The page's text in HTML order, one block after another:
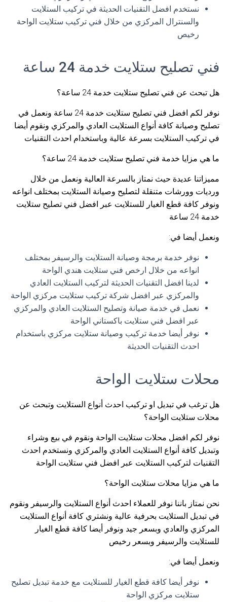
نستخدم افضل التقنيات الحديثة في تركيب الستلايت
والسنترال المركزي من خلال فني تركيب ستلايت الواحة
رخيص
فني تصليح ستلايت خدمة 24 ساعة
هل تبحث عن فني تصليح ستلايت خدمة 24 ساعة؟
نوفر لكم افضل فني تصليح ستلايت خدمة 24 ساعة ونعمل في
تصليح وصيانة كافة أنواع الستلايت العادي والمركزي ونقوم أيضا
في تركيب الستلايت بسرعة عالية وباستخدام احدث التقنيات
ما هي مزايا خدمة فني تصليح ستلايت خدمة 24 ساعة؟
مميزاتنا عديدة حيث نمتاز بالسرعة العالية ونعمل من خلال
ورديات وورشات متنقلة لتصليح وصيانة الستلايت بمختلف انواعه
ونوفر كافة قطع الغيار للستلايت عبر افضل فني تصليح ستلايت
خدمة 24 ساعة
ونعمل أيضا في:
نوفر خدمة برمجة وصيانة الستلايت والرسيفر بمختلف
انواعه من خلال ارخص فني ستلايت هندي الواحة
لدينا افضل التقنيات الحديثة لتركيب الستلايت العادي
والمركزي عبر افضل شركة تركيب ستلايت مركزي الواحة
نعمل في خدمة صيانة وتصليح الستلايت العادي والمركزي
عبر افضل فني ستلايت باكستاني الواحة
نوفر أيضا خدمة تركيب وصيانة ستلايت مركزي باستخدام
احدث التقنيات الحديثة
محلات ستلايت الواحة
هل ترغب في تبديل او تركيب احدث أنواع الستلايت وتبحث عن
محلات ستلايت الواحة؟
نوفر لكم افضل محلات ستلايت الواحة ونقوم في بيع وشراء
وتبديل كافة أنواع الستلايت العادي والمركزي ونستخدم احدث
التقنيات لتركيب الستلايت عبر افضل فني ستلايت الواحة
ما هي مزايا محلات ستلايت الواحة؟
نحن نمتاز باننا نوفر للعملاء احدث أنواع الستلايت والرسيفر ونقوم
في تبديل الستلايت بحرفية عالية ونشتري كافة أنواع الستلايت
المركزي والعادي وبسعر جيد ونوفر أيضا كافة قطع الغيار
للستلايت والرسيفر وبسعر رخيص
ونعمل أيضا في:
نوفر أيضا كافة قطع الغيار للستلايت مع خدمة تبديل تصليح
ستلايت مركزي الواحة